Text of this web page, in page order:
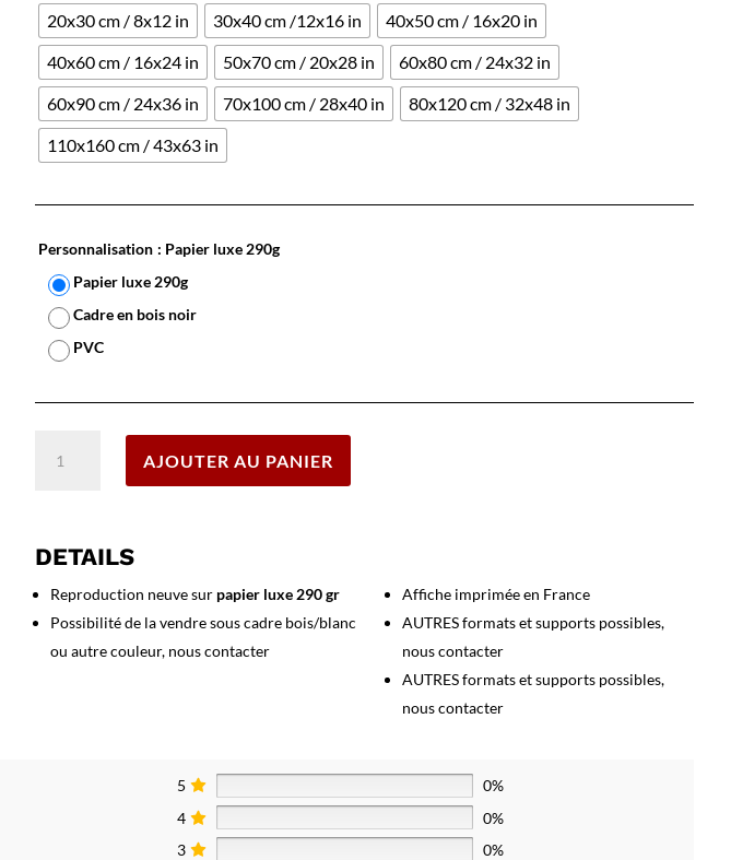
20x30 cm / 8x12 in 30x40 cm /12x16 in
40x50 cm / 16x20 in
40x60 cm / 16x24 in
50x70 cm / 20x28 in
60x80 cm / 24x32 in
60x90 cm / 24x36 in
70x100 cm / 28x40 in
80x120 cm / 32x48 in
110x160 cm / 43x63 in
Personnalisation : Papier luxe 290g
Papier luxe 290g
Cadre en bois noir
PVC
AJOUTER AU PANIER
DETAILS
Reproduction neuve sur papier luxe 290 gr
Possibilité de la vendre sous cadre bois/blanc
ou autre couleur, nous contacter
Affiche imprimée en France
AUTRES formats et supports possibles,
nous contacter
AUTRES formats et supports possibles,
nous contacter
5
0%
4
0%
3
0%